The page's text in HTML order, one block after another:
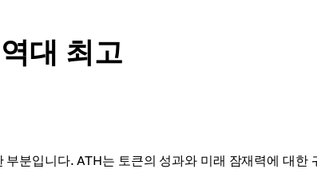
대 최고
분입니다. ATH는 토큰의 성과와 미래 잠재력에 대한